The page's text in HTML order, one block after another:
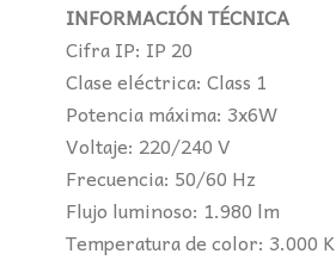
INFORMACIÓN TÉCNICA
Cifra IP: IP 20
Clase eléctrica: Class 1
Potencia máxima: 3x6W
Voltaje: 220/240 V
Frecuencia: 50/60 Hz
Flujo luminoso: 1.980 lm
Temperatura de color: 3.000 K